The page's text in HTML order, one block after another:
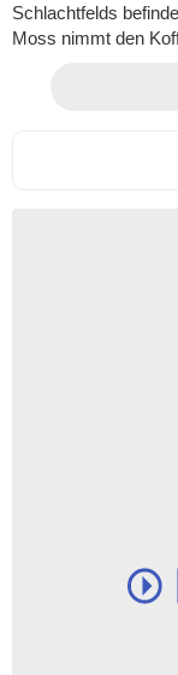
Schlachtfelds
Moss nimmt den